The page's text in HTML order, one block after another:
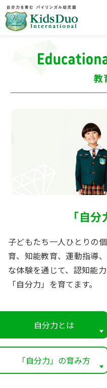
教
「自
子どもたち一人ひとりの
育、知能教育、運動指導
な体験を通じて、認知能
「自分力」を育てます。
自分力とは
「自分力」の育み方